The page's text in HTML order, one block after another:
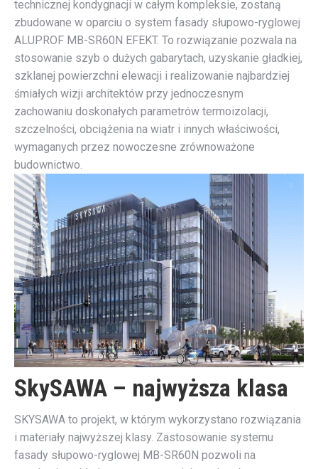
technicznej kondygnacji w całym kompleksie, zostaną
zbudowane w oparciu o system fasady słupowo-ryglowej
ALUPROF MB-SR60N EFEKT. To rozwiązanie pozwala na
stosowanie szyb o dużych gabarytach, uzyskanie gładkiej,
szklanej powierzchni elewacji i realizowanie najbardziej
śmiałych wizji architektów przy jednoczesnym
zachowaniu doskonałych parametrów termoizolacji,
szczelności, obciążenia na wiatr i innych właściwości,
wymaganych przez nowoczesne zrównoważone
budownictwo.
SkySAWA – najwyższa klasa
SKYSAWA to projekt, w którym wykorzystano rozwiązania
i materiały najwyższej klasy. Zastosowanie systemu
fasady słupowo-ryglowej MB-SR60N pozwoli na